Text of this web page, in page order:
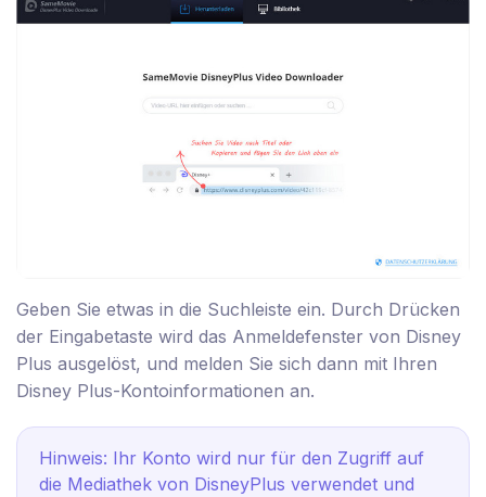
Geben Sie etwas in die Suchleiste ein. Durch Drücken
der Eingabetaste wird das Anmeldefenster von Disney
Plus ausgelöst, und melden Sie sich dann mit Ihren
Disney Plus-Kontoinformationen an.
Hinweis: Ihr Konto wird nur für den Zugriff auf
die Mediathek von DisneyPlus verwendet und